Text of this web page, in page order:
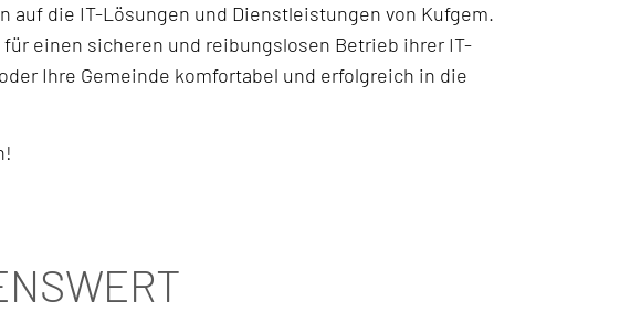
die IT-Lösungen und Dienstleistungen von Kufgem.
einen sicheren und reibungslosen Betrieb ihrer IT-
Ihre Gemeinde komfortabel und erfolgreich in die